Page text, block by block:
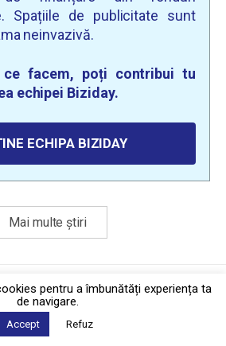
Spațiile de publicitate sunt
neinvazivă.
facem, poți contribui tu
echipei Biziday.
ECHIPA BIZIDAY
Mai multe știri
de confidențialitate·Contact
2026 © Biziday
pentru a îmbunătăți experiența ta
de navigare.
Accept Refuz